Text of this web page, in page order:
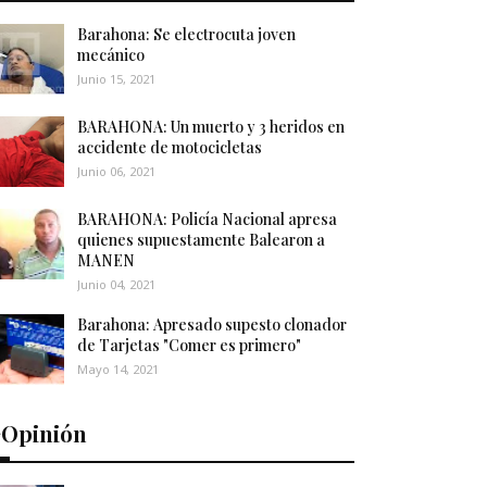
Barahona: Se electrocuta joven
mecánico
Junio 15, 2021
BARAHONA: Un muerto y 3 heridos en
accidente de motocicletas
Junio 06, 2021
BARAHONA: Policía Nacional apresa
quienes supuestamente Balearon a
MANEN
Junio 04, 2021
Barahona: Apresado supesto clonador
de Tarjetas "Comer es primero"
Mayo 14, 2021